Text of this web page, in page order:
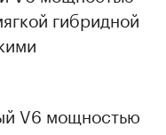
гибридной
V6 мощностью